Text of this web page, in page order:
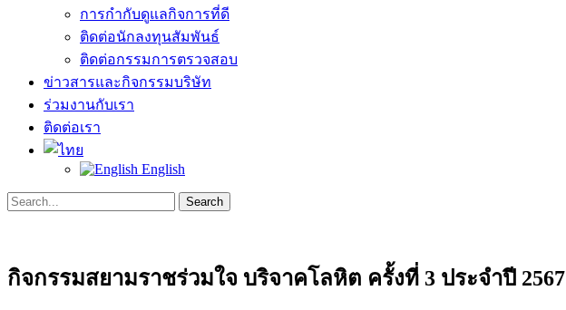
การกำกับดูแลกิจการที่ดี
ติดต่อนักลงทุนสัมพันธ์
ติดต่อกรรมการตรวจสอบ
ข่าวสารและกิจกรรมบริษัท
ร่วมงานกับเรา
ติดต่อเรา
English
Search
Search
for:
กิจกรรมสยามราชร่วมใจ บริจาคโลหิต ครั้งที่ 3 ประจำปี 2567